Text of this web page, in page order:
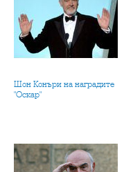
Шон Конъри на наградите
"Оскар"